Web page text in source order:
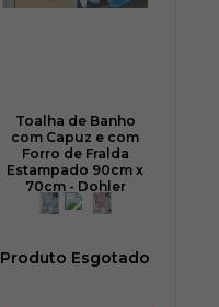
Toalha de Banho
com Capuz e com
Forro de Fralda
Estampado 90cm x
70cm - Dohler
Produto Esgotado